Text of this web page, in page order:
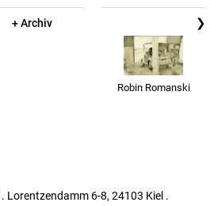
+ Archiv ❯
Robin Romanski
6-8, 24103 Kiel .